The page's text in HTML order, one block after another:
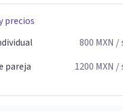
precios
800 MXN /
pareja
1200 MXN /